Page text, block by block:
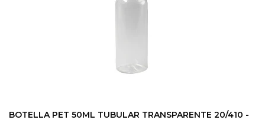
BOTELLA PET 50ML TUBULAR TRANSPARENTE 20/410 -